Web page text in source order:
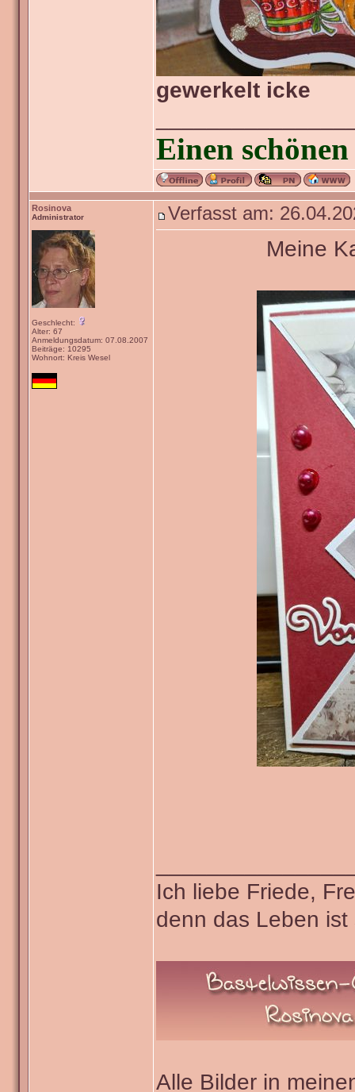
gewerkelt icke
Einen
Rosinova
Administrator
Geschlecht:
Alter: 67
Anmeldungsdatum: 07.08.2007
Beiträge: 10295
Wohnort: Kreis Wesel
Verfasst am:
Meine
Ich liebe Friede,
denn das Leben
Alle Bilder in